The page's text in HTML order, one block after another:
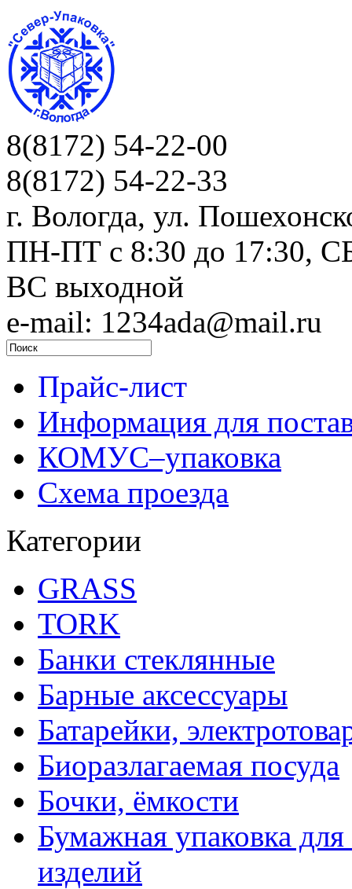
8(8172) 54-22-00
8(8172) 54-22-33
г. Вологда, ул.
ПН-ПТ c 8:30 до 17:30,
ВС выходной
e-mail: 1234ada@mail.ru
Прайс-лист
Информация для
КОМУС–упаковка
Схема проезда
Категории
GRASS
TORK
Банки стеклянные
Барные аксессуары
Батарейки,
Биоразлагаемая посуда
Бочки, ёмкости
Бумажная упаковка
изделий